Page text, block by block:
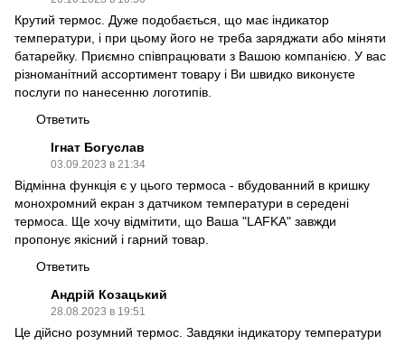
Крутий термос. Дуже подобається, що має індикатор
температури, і при цьому його не треба заряджати або міняти
батарейку. Приємно співпрацювати з Вашою компанією. У вас
різноманітний ассортимент товару і Ви швидко виконуєте
послуги по нанесенню логотипів.
Ответить
Ігнат Богуслав
03.09.2023 в 21:34
Відмінна функція є у цього термоса - вбудованний в кришку
монохромний екран з датчиком температури в середені
термоса. Ще хочу відмітити, що Ваша "LAFKA" завжди
пропонує якісний і гарний товар.
Ответить
Андрій Козацький
28.08.2023 в 19:51
Це дійсно розумний термос. Завдяки індикатору температури